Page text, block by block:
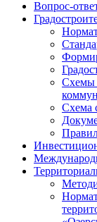
Вопрос-
Схемы
Схема